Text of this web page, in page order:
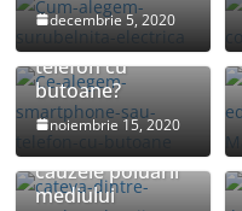
decembrie 5, 2020
Ce alegem:
smartphone sau
telefon cu
butoane?
noiembrie 15, 2020
Cateva dintre
cauzele poluarii
mediului